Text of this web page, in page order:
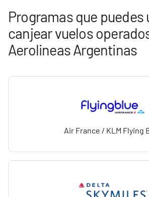
Programas que puedes
canjear vuelos
Aerolineas Argentinas
Air France / KLM Flying